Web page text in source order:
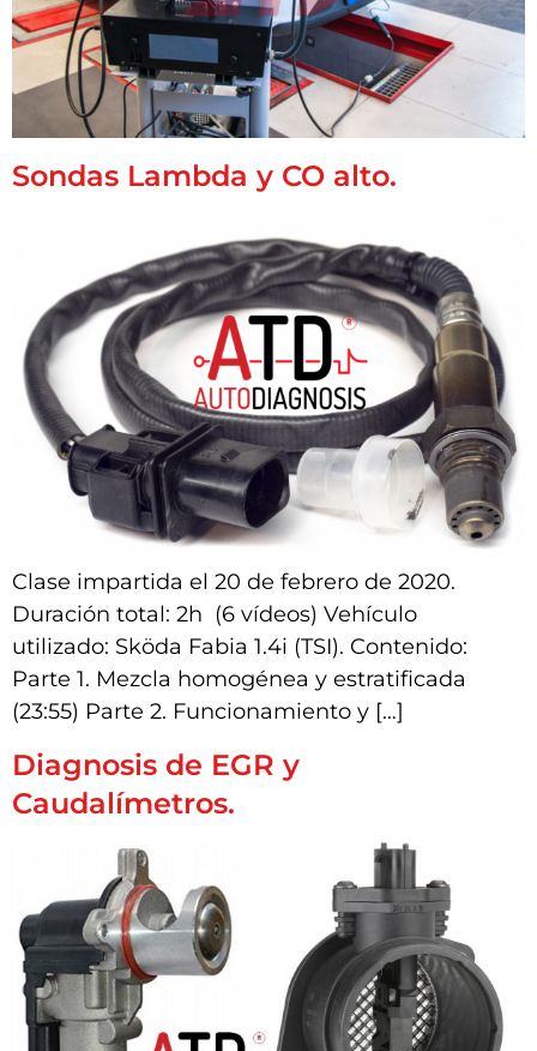
Sondas Lambda y CO alto.
Clase impartida el 20 de febrero de 2020.
Duración total: 2h (6 vídeos) Vehículo
utilizado: Sköda Fabia 1.4i (TSI). Contenido:
Parte 1. Mezcla homogénea y estratificada
(23:55) Parte 2. Funcionamiento y […]
Diagnosis de EGR y
Caudalímetros.